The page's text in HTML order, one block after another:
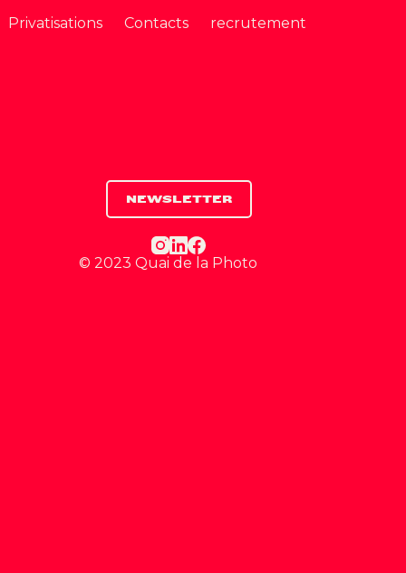
Privatisations Contacts recrutement
NEWSLETTER
© 2023 Quai de la Photo